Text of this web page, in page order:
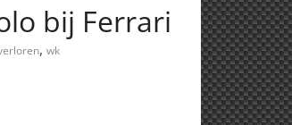
bij Ferrari
, wk